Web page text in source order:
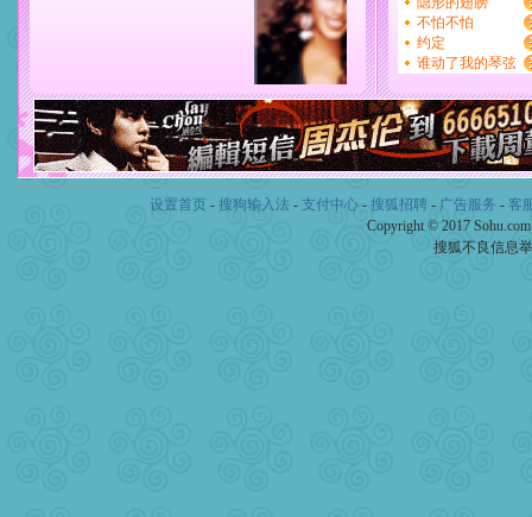
设置首页 - 搜狗输入法 - 支付中心- 搜狐招聘- 广告服务 - 客
Copyright © 2017
搜狐不良信息